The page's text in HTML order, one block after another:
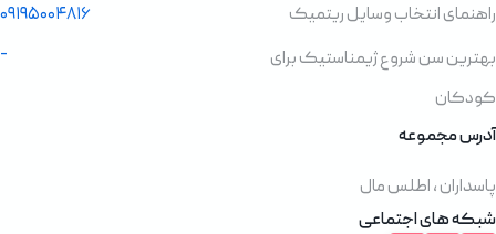
راهنمای انتخاب وسایل ریتمیک
بهترین سن شروع ژیمناستیک برای
کودکان
۰۹۱۹۵۰۰۴۸۱۶
-
آدرس مجموعه
پاسداران ، اطلس مال
شبکه های اجتماعی